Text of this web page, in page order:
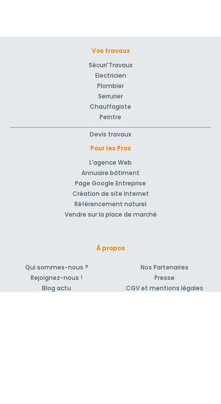
Vos travaux
Sécuri'Travaux
Electricien
Plombier
Serrurier
Chauffagiste
Peintre
Devis travaux
Pour les Pros
L'agence Web
Annuaire bâtiment
Page Google Entreprise
Création de site Internet
Référencement naturel
Vendre sur la place de marché
À propos
Qui sommes-nous ?
Rejoignez-nous !
Blog actu
Nos Partenaires
Presse
CGV et mentions légales